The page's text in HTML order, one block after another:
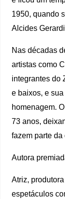
1950, quando
Alcides
Nas décadas
artistas como
integrantes do
e baixos, e
homenagem.
73 anos,
fazem parte
Autora
Atriz,
espetáculos